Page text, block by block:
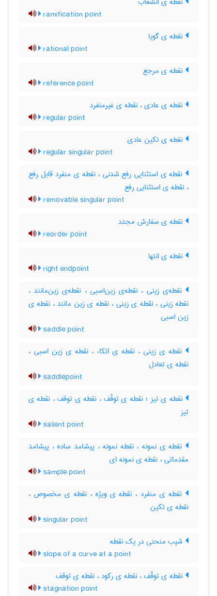
ramification point
نقطه ی گویا
rational point
نقطه ی مرجع
reference point
نقطه ی عادی ، نقطه ی غیرمنفرد
regular point
نقطه ی تکین عادی
regular singular point
نقطه ی استثنایی رفع شدنی ، نقطه ی منفرد قابل رفع
، نقطه ی استثنایی رفع
removable singular point
نقطه ی سفارش مجدد
reorder point
نقطه ی انتها
right endpoint
نقطه‌ی زینی ، نقطه‌ی زین‌اسبی ، نقطه‌ی زین‌مانند ،
نقطه زینی ، نقطه ی زینی ، نقطه ی زین مانند ، نقطه ی
زین اسبی
saddle point
نقطه ی زینی ، نقطه ی اتکاء ، نقطه ی زین اسبی ،
نقطه ی تعادل
saddlepoint
نقطه ی تیز ؛ نقطه ی توقّف ، نقطه ی توقف ، نقطه ی
تیز
salient point
نقطه ی نمونه ، نقطه نمونه ، پیشامد ساده ، پیشامد
مقدماتی ، نقطه ی نمونه ای
sample point
نقطه ی منفرد ، نقطه ی ویژه ، نقطه ی مخصوص ،
نقطه ی تکین
singular point
شیب منحنی در یک نقطه
slope of a curve at a point
نقطه ی توقّف ، نقطه ی رکود ، نقطه ی توقف
stagnation point